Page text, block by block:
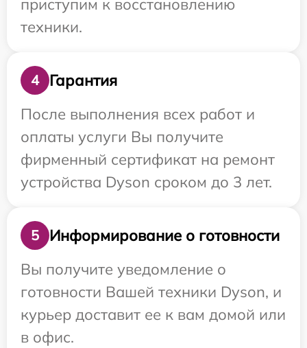
приступим к восстановлению
техники.
4
Гарантия
После выполнения всех работ и
оплаты услуги Вы получите
фирменный сертификат на ремонт
устройства Dyson сроком до 3 лет.
5
Информирование о готовности
Вы получите уведомление о
готовности Вашей техники Dyson, и
курьер доставит ее к вам домой или
в офис.